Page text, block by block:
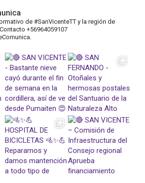
de #SanVicenteTT y la región de
+56964059107